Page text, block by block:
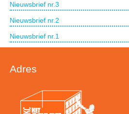
Nieuwsbrief nr.3
Nieuwsbrief nr.2
Nieuwsbrief nr.1
Adres